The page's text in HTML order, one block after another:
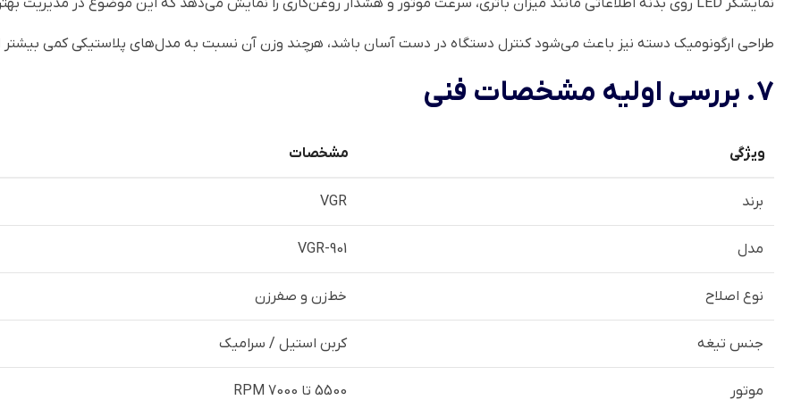
نمایشگر LED روی بدنه اطلاعاتی مانند میزان باتری، سرعت موتور و هشدار روغن‌کاری را نمایش می‌دهد که این موضوع در مدیریت بهتر دستگاه نقش مهمی دارد.
طراحی ارگونومیک دسته نیز باعث می‌شود کنترل دستگاه در دست آسان باشد، هرچند وزن آن نسبت به مدل‌های پلاستیکی کمی
7. بررسی اولیه مشخصات فنی
ویژگی مشخصات
برند VGR
مدل VGR-901
نوع اصلاح خط‌زن و صفرزن
جنس تیغه کربن استیل / سرامیک
موتور 5500 تا 7000 RPM